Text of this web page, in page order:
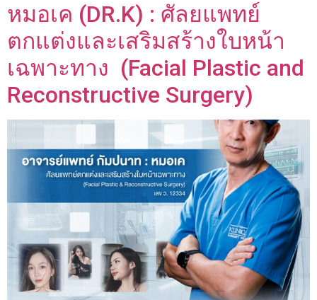
หมอเค (DR.K) : ศัลยแพทย์
ตกแต่งและเสริมสร้างใบหน้า
เฉพาะทาง (Facial Plastic and
Reconstructive Surgery)